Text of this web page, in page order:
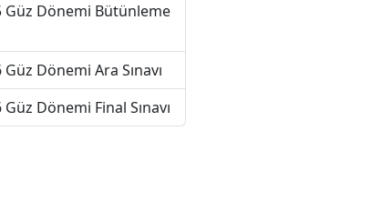
Güz Dönemi Bütünleme
Dönemi Ara Sınavı
Dönemi Final Sınavı